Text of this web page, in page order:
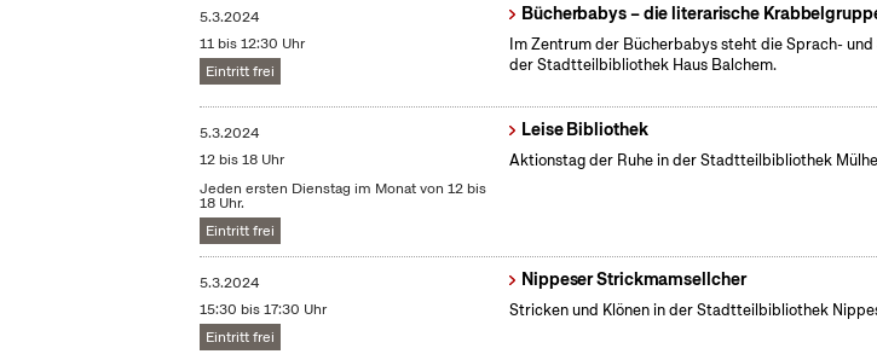
5.3.2024
11 bis 12:30 Uhr
Eintritt frei
Bücherbabys – die literarische
Im Zentrum der Bücherbabys steht die Sprach-
der Stadtteilbibliothek Haus Balchem.
5.3.2024
12 bis 18 Uhr
Jeden ersten Dienstag im Monat von 12 bis
18 Uhr.
Eintritt frei
Leise Bibliothek
Aktionstag der Ruhe in der Stadtteilbibliothek
5.3.2024
15:30 bis 17:30 Uhr
Eintritt frei
Nippeser Strickmamsellcher
Stricken und Klönen in der Stadtteilbibliothek